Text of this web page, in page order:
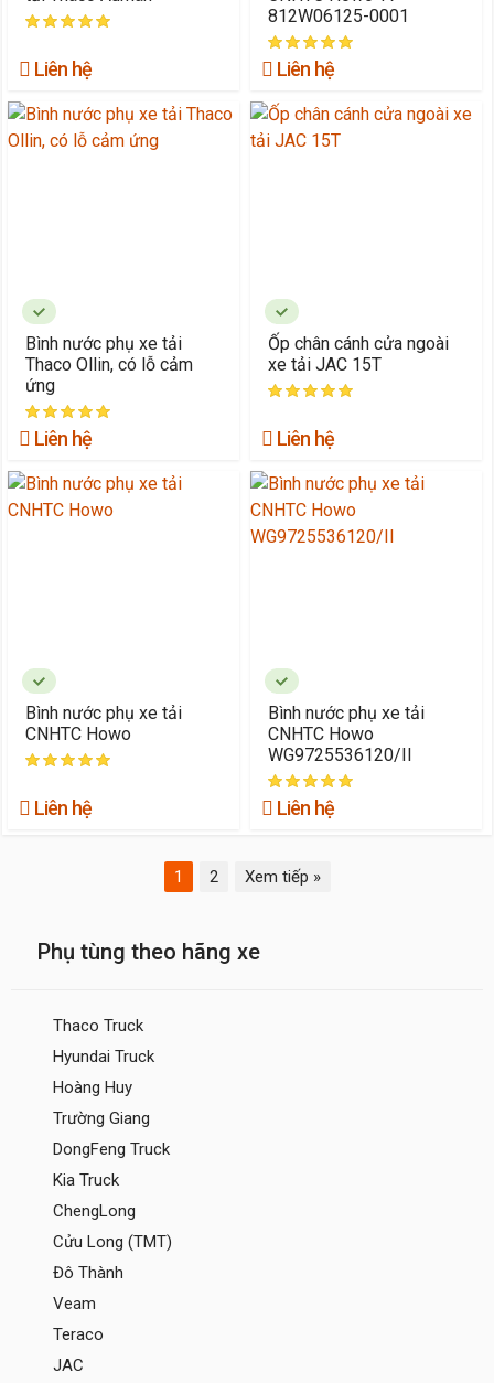
Phụ tùng theo hãng xe
Thaco Truck
Hyundai Truck
Hoàng Huy
Trường Giang
DongFeng Truck
Kia Truck
ChengLong
Cửu Long (TMT)
Đô Thành
Veam
Teraco
JAC
Liên hệ
812W06125-0001
Liên hệ
Bình nước phụ xe tải
Thaco Ollin, có lỗ cảm
ứng
Liên hệ
Ốp chân cánh cửa ngoài
xe tải JAC 15T
Liên hệ
Bình nước phụ xe tải
CNHTC Howo
Liên hệ
Bình nước phụ xe tải
CNHTC Howo
WG9725536120/II
Liên hệ
1 2 Xem tiếp »